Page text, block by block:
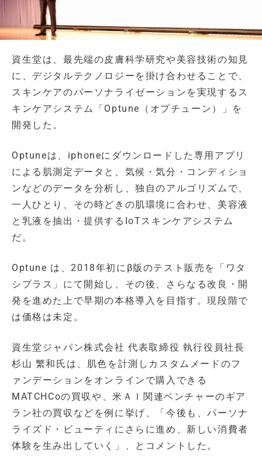
資生堂は、最先端の皮膚科学研究や美容技術の知見
に、デジタルテクノロジーを掛け合わせることで、
スキンケアのパーソナライゼーションを実現するス
キンケアシステム「Optune（オプチューン）」を
開発した。
Optuneは、iphoneにダウンロードした専用アプリ
による肌測定データと、気候・気分・コンディショ
ンなどのデータを分析し、独自のアルゴリズムで、
一人ひとり、その時どきの肌環境に合わせ、美容液
と乳液を抽出・提供するIoTスキンケアシステム
だ。
Optune は、2018年初にβ版のテスト販売を「ワタ
シプラス」にて開始し、その後、さらなる改良・開
発を進めた上で早期の本格導入を目指す。現段階で
は価格は未定。
資生堂ジャパン株式会社 代表取締役 執行役員社長
杉山 繁和氏は、肌色を計測しカスタムメードのフ
ァンデーションをオンラインで購入できる
MATCHCoの買収や、米ＡＩ関連ベンチャーのギア
ラン社の買収などを例に挙げ、「今後も、パーソナ
ライズド・ビューティにさらに進め、新しい消費者
体験を生み出していく」、とコメントした。